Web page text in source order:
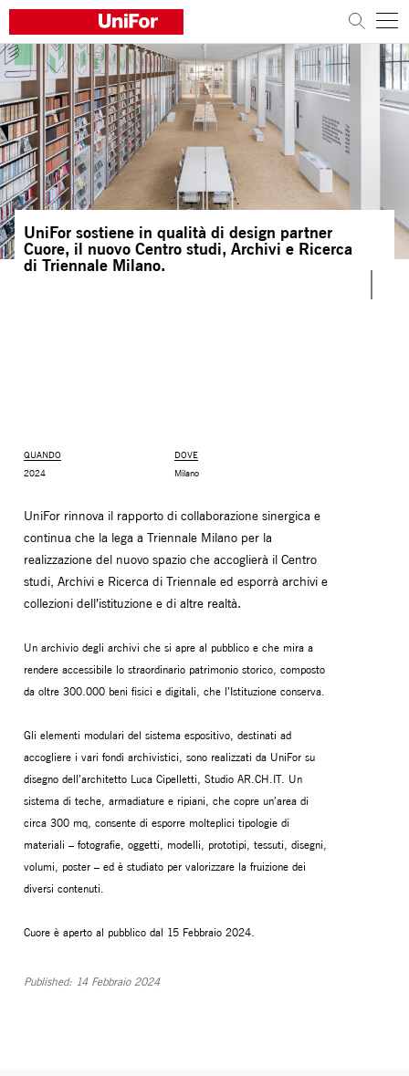
L'AZIENDA
I PRODOTTI
I PROGETTI
Sostenibilità
Architetti e Designer
BRACCI PORTAMONITOR
UNIARM
UniFor sostiene in qualità di design partner
Cuore, il nuovo Centro studi, Archivi e Ricerca
di Triennale Milano.
QUANDO
2024
DOVE
Milano
UniFor rinnova il rapporto di collaborazione sinergica e
continua che la lega a Triennale Milano per la
realizzazione del nuovo spazio che accoglierà il Centro
studi, Archivi e Ricerca di Triennale ed esporrà archivi e
collezioni dell’istituzione e di altre realtà.
Un archivio degli archivi che si apre al pubblico e che mira a
rendere accessibile lo straordinario patrimonio storico, composto
da oltre 300.000 beni fisici e digitali, che l’Istituzione conserva.
Gli elementi modulari del sistema espositivo, destinati ad
accogliere i vari fondi archivistici, sono realizzati da UniFor su
disegno dell’architetto Luca Cipelletti, Studio AR.CH.IT. Un
sistema di teche, armadiature e ripiani, che copre un’area di
circa 300 mq, consente di esporre molteplici tipologie di
materiali – fotografie, oggetti, modelli, prototipi, tessuti, disegni,
volumi, poster – ed è studiato per valorizzare la fruizione dei
diversi contenuti.
Cuore è aperto al pubblico dal 15 Febbraio 2024.
Published: 14 Febbraio 2024